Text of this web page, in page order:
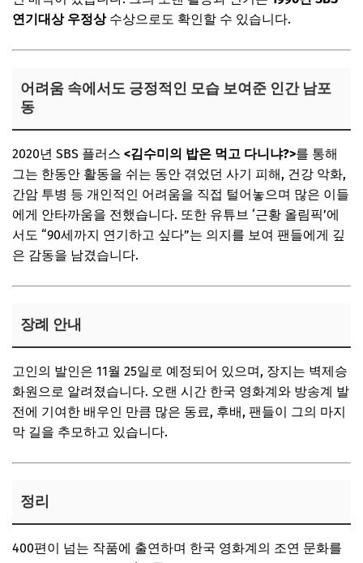
연기대상 우정상수상으로도 확인할 수 있습니다.
어려움 속에서도 긍정적인 모습 보여준 인간 남포
동
2020년 SBS 플러스 <김수미의 밥은 먹고 다니냐?>를 통해
그는 한동안 활동을 쉬는 동안 겪었던 사기 피해, 건강 악화,
간암 투병 등 개인적인 어려움을 직접 털어놓으며 많은 이들
에게 안타까움을 전했습니다. 또한 유튜브 ‘근황 올림픽’에
서도 “90세까지 연기하고 싶다”는 의지를 보여 팬들에게 깊
은 감동을 남겼습니다.
장례 안내
고인의 발인은 11월 25일로 예정되어 있으며, 장지는 벽제승
화원으로 알려졌습니다. 오랜 시간 한국 영화계와 방송계 발
전에 기여한 배우인 만큼 많은 동료, 후배, 팬들이 그의 마지
막 길을 추모하고 있습니다.
정리
400편이 넘는 작품에 출연하며 한국 영화계의 조연 문화를